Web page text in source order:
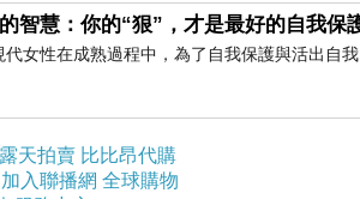
智慧：你的“狠”，才是最好的自我保
女性在成熟過程中，為了自我保護與活出自
露天拍賣 比比昂代購
加入聯播網 全球購物